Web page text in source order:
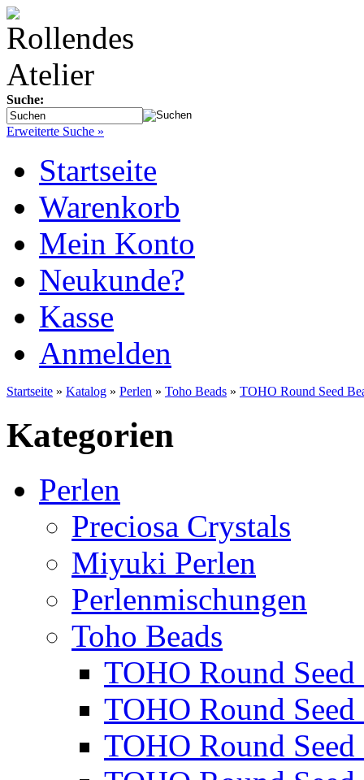
Suche:
Erweiterte Suche »
Startseite
Warenkorb
Mein Konto
Neukunde?
Kasse
Anmelden
Startseite » Katalog » Perlen » Toho Beads » TOHO Round Seed
Kategorien
Perlen
Preciosa Crystals
Miyuki Perlen
Perlenmischungen
Toho Beads
TOHO Round Seed
TOHO Round Seed
TOHO Round Seed